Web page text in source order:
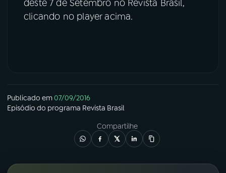
deste 7 de Setembro no Revista Brasil,
clicando no player acima.
Publicado em07/09/2016
Episódio do programa Revista Brasil
Compartilhe